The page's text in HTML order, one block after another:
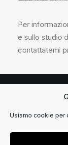
Usiamo cookie per
Per
e sullo studio
contattatemi